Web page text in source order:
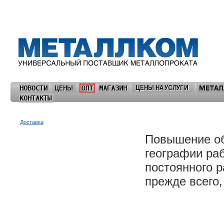
Доставка
Повышение
географии
постоянного
прежде